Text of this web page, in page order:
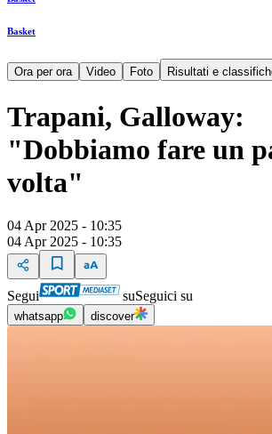
Basket
Ora per ora Video Foto Risultati e
Trapani, Galloway:
"Dobbiamo fare un
volta"
04 Apr 2025 - 10:35
04 Apr 2025 - 10:35
Segui suSeguici su
whatsapp discover